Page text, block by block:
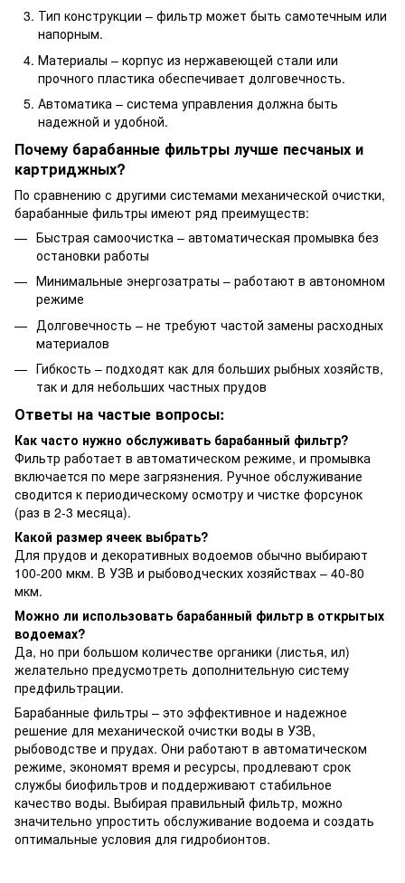
Тип конструкции – фильтр может быть самотечным или
напорным.
Материалы – корпус из нержавеющей стали или
прочного пластика обеспечивает долговечность.
Автоматика – система управления должна быть
надежной и удобной.
Почему барабанные фильтры лучше песчаных и
картриджных?
По сравнению с другими системами механической очистки,
барабанные фильтры имеют ряд преимуществ:
Быстрая самоочистка – автоматическая промывка без
остановки работы
Минимальные энергозатраты – работают в автономном
режиме
Долговечность – не требуют частой замены расходных
материалов
Гибкость – подходят как для больших рыбных хозяйств,
так и для небольших частных прудов
Ответы на частые вопросы:
Как часто нужно обслуживать барабанный фильтр?
Фильтр работает в автоматическом режиме, и промывка
включается по мере загрязнения. Ручное обслуживание
сводится к периодическому осмотру и чистке форсунок
(раз в 2-3 месяца).
Какой размер ячеек выбрать?
Для прудов и декоративных водоемов обычно выбирают
100-200 мкм. В УЗВ и рыбоводческих хозяйствах – 40-80
мкм.
Можно ли использовать барабанный фильтр в открытых
водоемах?
Да, но при большом количестве органики (листья, ил)
желательно предусмотреть дополнительную систему
предфильтрации.
Барабанные фильтры – это эффективное и надежное
решение для механической очистки воды в УЗВ,
рыбоводстве и прудах. Они работают в автоматическом
режиме, экономят время и ресурсы, продлевают срок
службы биофильтров и поддерживают стабильное
качество воды. Выбирая правильный фильтр, можно
значительно упростить обслуживание водоема и создать
оптимальные условия для гидробионтов.